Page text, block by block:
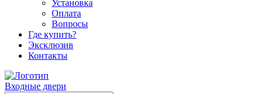
Установка
Оплата
Вопросы
Где купить?
Эксклюзив
Контакты
Входные двери